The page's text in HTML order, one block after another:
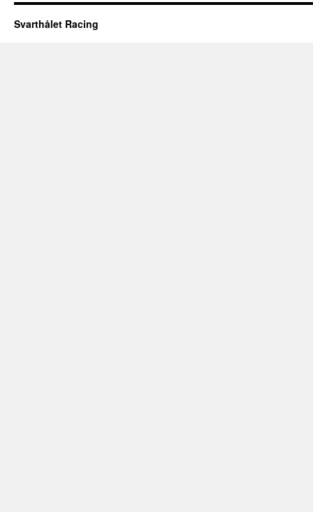
Svarthålet Racing